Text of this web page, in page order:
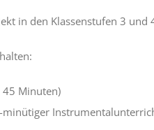
in den Klassenstufen 3 und
45 Minuten)